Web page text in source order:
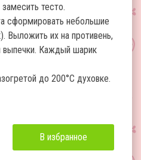
тесто.
сформировать небольшие
Выложить их на противень,
выпечки. Каждый шарик
до 200°C духовке.
В избранное